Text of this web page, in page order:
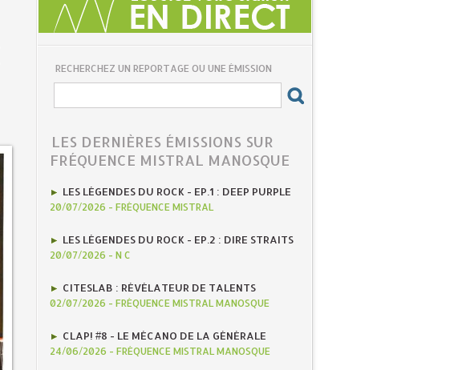
RECHERCHEZ UN REPORTAGE OU UNE ÉMISSION
LES DERNIÈRES ÉMISSIONS SUR
FRÉQUENCE MISTRAL MANOSQUE
LES LÉGENDES DU ROCK - EP.1 : DEEP PURPLE
20/07/2026 - FRÉQUENCE MISTRAL
LES LÉGENDES DU ROCK - EP.2 : DIRE STRAITS
20/07/2026 - N C
CITESLAB : RÉVÉLATEUR DE TALENTS
02/07/2026 - FRÉQUENCE MISTRAL MANOSQUE
CLAP! #8 - LE MÉCANO DE LA GÉNÉRALE
24/06/2026 - FRÉQUENCE MISTRAL MANOSQUE